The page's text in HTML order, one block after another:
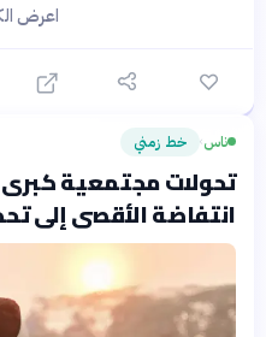
اعرض
ناس› خط زمني
تحولات مجتمعية كبرى
انتفاضة الأقصى إلى